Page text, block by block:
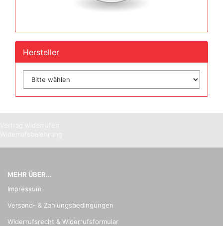
Hersteller
MEHR ÜBER...
Impressum
Versand- & Zahlungsbedingungen
Widerrufsrecht & Widerrufsformular